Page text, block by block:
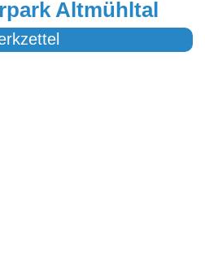
Altmühltal